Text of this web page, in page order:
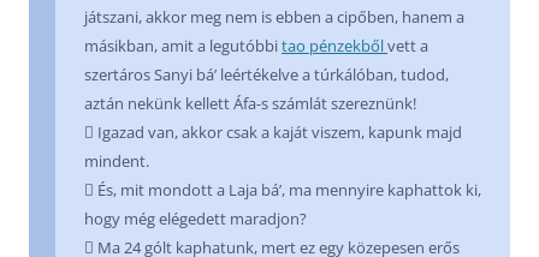
játszani, akkor meg nem is ebben a cipőben, hanem a
másikban, amit a legutóbbitao pénzekbőlvett a
szertáros Sanyi bá’ leértékelve a túrkálóban, tudod,
aztán nekünk kellett Áfa-s számlát szereznünk!
 Igazad van, akkor csak a kaját viszem, kapunk majd
mindent.
 És, mit mondott a Laja bá’, ma mennyire kaphattok ki,
hogy még elégedett maradjon?
 Ma 24 gólt kaphatunk, mert ez egy közepesen erős